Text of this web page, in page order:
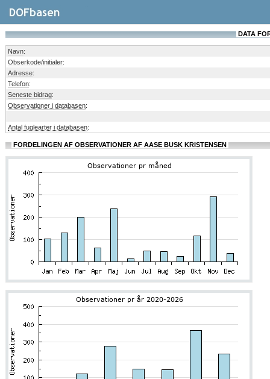
DATA
Navn:
Obserkode/initialer:
Adresse:
Telefon:
Seneste bidrag:
Observationer i databasen:
Antal fuglearter i databasen:
FORDELINGEN AF OBSERVATIONER AF AASE BUSK KRISTENSEN